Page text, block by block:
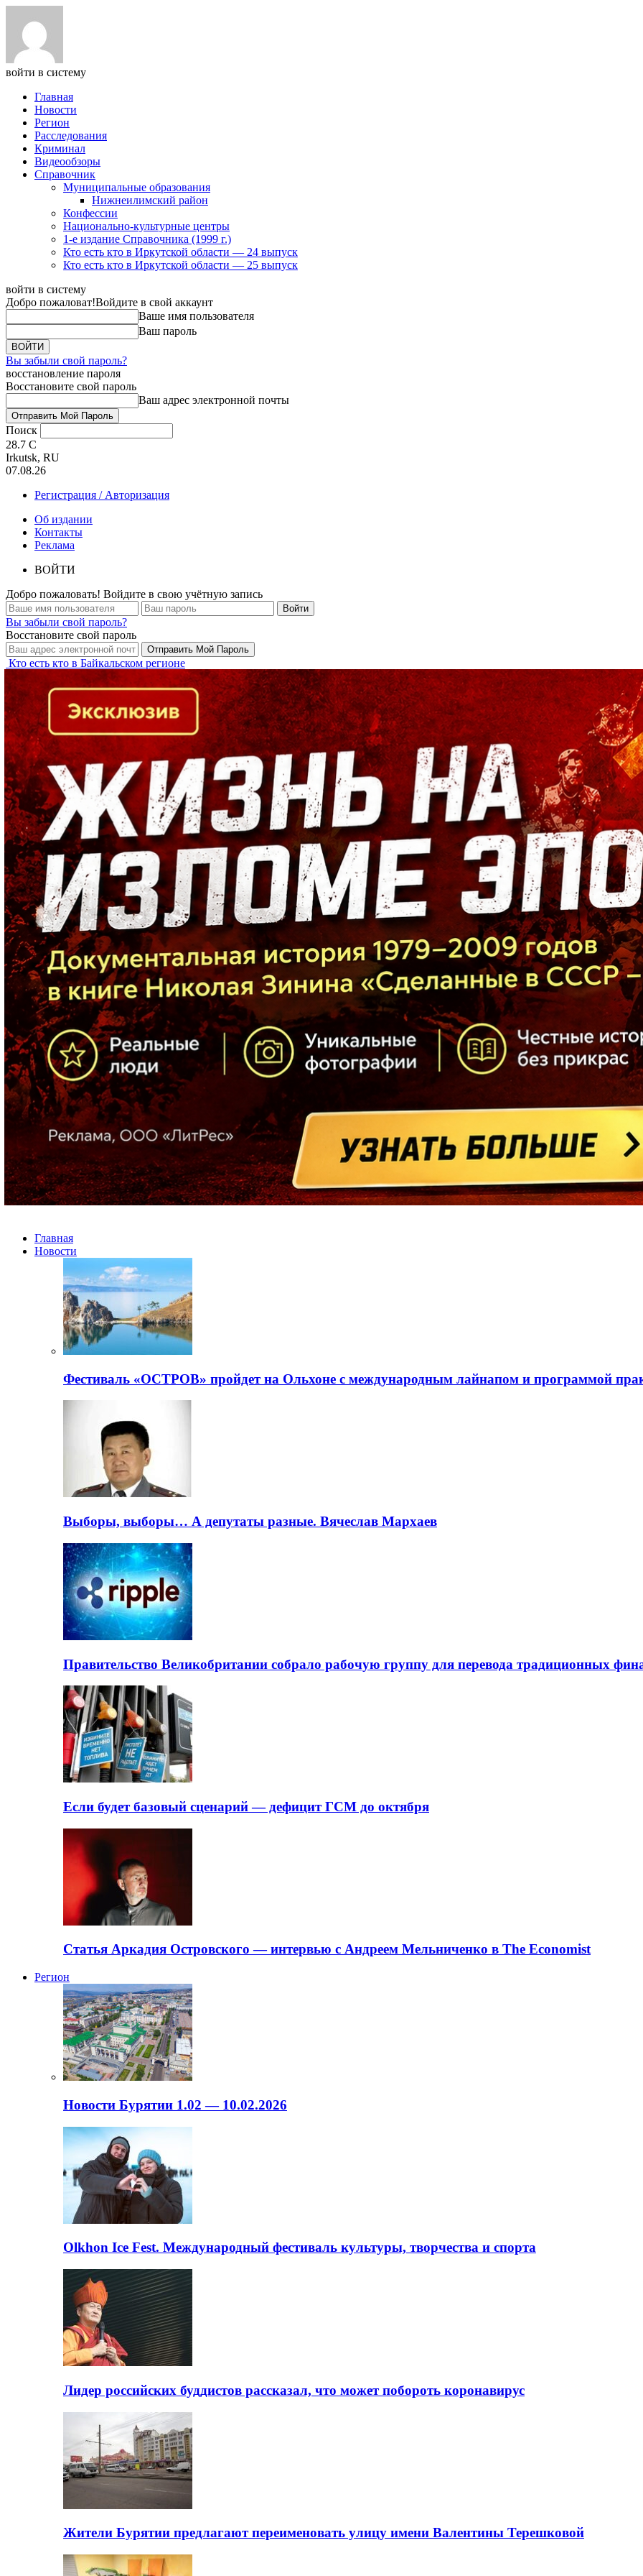
войти в систему
Главная
Новости
Регион
Расследования
Криминал
Видеообзоры
Справочник
Муниципальные образования
Нижнеилимский район
Конфессии
Национально-культурные центры
1-е издание Справочника (1999 г.)
Кто есть кто в Иркутской области — 24 выпуск
Кто есть кто в Иркутской области — 25 выпуск
войти в систему
Добро пожаловат!Войдите в свой аккаунт
Ваше имя пользователя
Ваш пароль
Вы забыли свой пароль?
восстановление пароля
Восстановите свой пароль
Ваш адрес электронной почты
Поиск
28.7 C
Irkutsk, RU
07.08.26
Регистрация / Авторизация
Об издании
Контакты
Реклама
ВОЙТИ
Добро пожаловать! Войдите в свою учётную запись
Вы забыли свой пароль?
Восстановите свой пароль
Кто есть кто в Байкальском регионе
Главная
Новости
Фестиваль «ОСТРОВ» пройдет на Ольхоне с международным лайнапом и программой
Выборы, выборы… А депутаты разные. Вячеслав Мархаев
Правительство Великобритании собрало рабочую группу для перевода традиционных
Если будет базовый сценарий — дефицит ГСМ до октября
Статья Аркадия Островского — интервью с Андреем Мельниченко в The Economist
Регион
Новости Бурятии 1.02 — 10.02.2026
Olkhon Ice Fest. Международный фестиваль культуры, творчества и спорта
Лидер российских буддистов рассказал, что может побороть коронавирус
Жители Бурятии предлагают переименовать улицу имени Валентины Терешковой